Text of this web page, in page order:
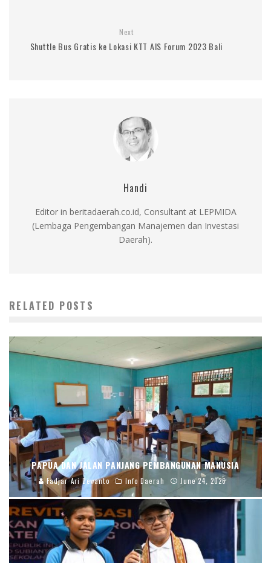
Next
Shuttle Bus Gratis ke Lokasi KTT AIS Forum 2023 Bali
Handi
Editor in beritadaerah.co.id, Consultant at LEPMIDA
(Lembaga Pengembangan Manajemen dan Investasi
Daerah).
RELATED POSTS
PAPUA DAN JALAN PANJANG PEMBANGUNAN MANUSIA
Fadjar Ari Dewanto Info Daerah June 24, 2026